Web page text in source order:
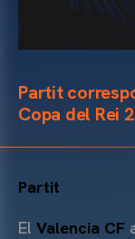
Partit
Copa del Rei
Partit
El Valencia CF